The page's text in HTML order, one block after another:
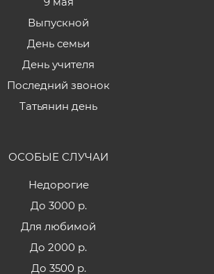
Выпускной
День семьи
День учителя
Последний звонок
Татьянин день
ОСОБЫЕ СЛУЧАИ
Недорогие
До 3000 р.
Для любимой
До 2000 р.
До 3500 р.